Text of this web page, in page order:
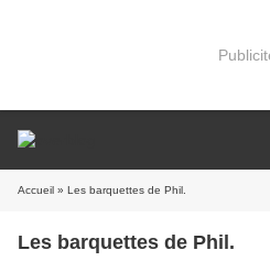
Accueil » Les barquettes de Phil.
Les barquettes de Phil.